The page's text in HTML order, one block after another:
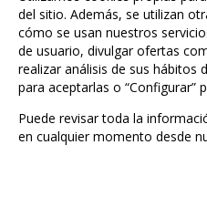
MARCA
GAMES WORKSHOP
del sitio. Además, se utilizan
cómo se usan nuestros
de usuario, divulgar ofertas
realizar análisis de sus hábitos
para aceptarlas o “Configurar”
Puede revisar toda la
en cualquier momento desde